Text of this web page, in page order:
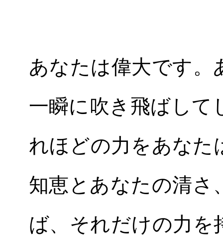
あなたは偉大です。
一瞬に吹き飛ばして
れほどの力をあなた
知恵とあなたの清さ
ば、それだけの力を